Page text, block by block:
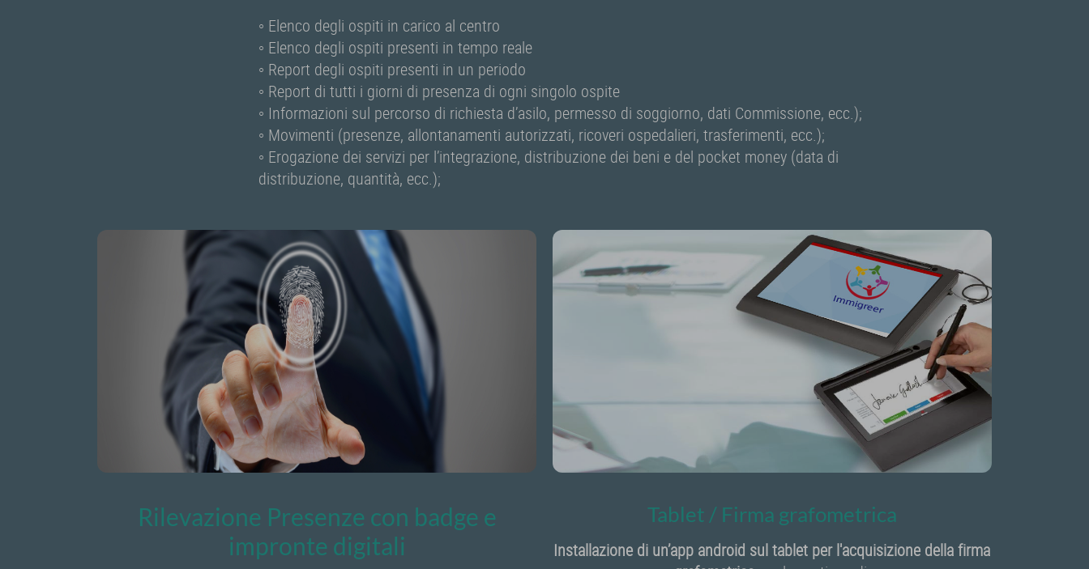
◦ Elenco degli ospiti in carico al centro
◦ Elenco degli ospiti presenti in tempo reale
◦ Report degli ospiti presenti in un periodo
◦ Report di tutti i giorni di presenza di ogni singolo ospite
◦ Informazioni sul percorso di richiesta d’asilo, permesso di soggiorno, dati Commissione, ecc.);
◦ Movimenti (presenze, allontanamenti autorizzati, ricoveri ospedalieri, trasferimenti, ecc.);
◦ Erogazione dei servizi per l’integrazione, distribuzione dei beni e del pocket money (data di
distribuzione, quantità, ecc.);
Rilevazione Presenze con badge e
impronte digitali
Tablet / Firma grafometrica
Installazione di un’app android sul tablet per l'acquisizione della firma